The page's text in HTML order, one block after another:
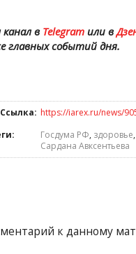
вTelegramили в
главных событий дня.
Ссылка: https://iarex.ru/news/
Госдума РФ, здоровье,
Сардана Авксентьева
к данному